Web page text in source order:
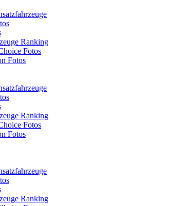
Ranking
Fotos
Fotos
Ranking
Fotos
Fotos
Ranking